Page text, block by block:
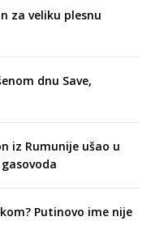
za veliku plesnu
dnu Save,
iz Rumunije ušao u
Putinovo ime nije